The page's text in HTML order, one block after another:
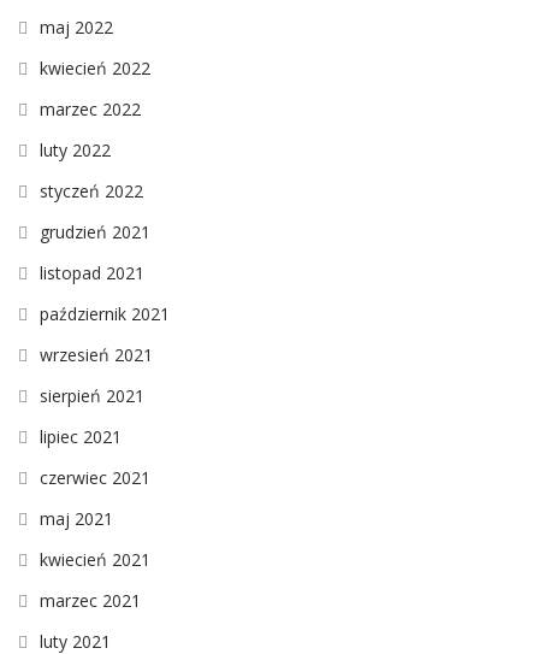
maj 2022
kwiecień 2022
marzec 2022
luty 2022
styczeń 2022
grudzień 2021
listopad 2021
październik 2021
wrzesień 2021
sierpień 2021
lipiec 2021
czerwiec 2021
maj 2021
kwiecień 2021
marzec 2021
luty 2021